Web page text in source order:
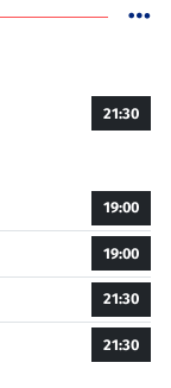
21:30
19:00
19:00
21:30
21:30